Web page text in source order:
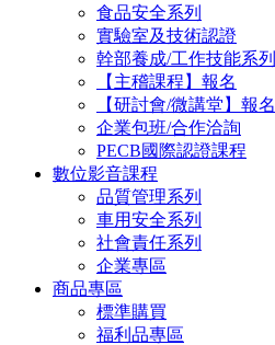
食品安全系列
實驗室及技術認證
幹部養成/工作技能系列
【主稽課程】報名
【研討會/微講堂】報名
企業包班/合作洽詢
PECB國際認證課程
數位影音課程
品質管理系列
車用安全系列
社會責任系列
企業專區
商品專區
標準購買
福利品專區